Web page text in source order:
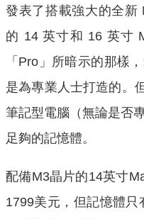
發表了搭載強大的全新
的 14 英寸和 16 英寸
「Pro」所暗示的那樣
是為專業人士打造的。
筆記型電腦（無論是否
足夠的記憶體。
配備M3晶片的14英寸
1799美元，但記憶體